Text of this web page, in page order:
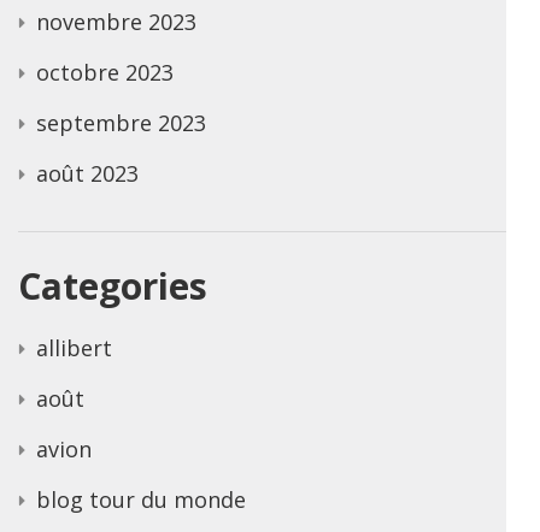
novembre 2023
octobre 2023
septembre 2023
août 2023
Categories
allibert
août
avion
blog tour du monde